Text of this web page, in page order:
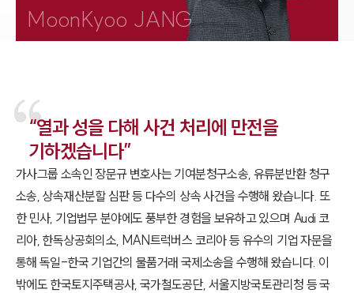
MoonKyoo JANG
“열과 성을 다해 사건 처리에 만전을
기하겠습니다”
가사그룹 소속인 장문규 변호사는 기여분청구소송, 유류분반환 청구
소송, 상속재산분할 심판 등 다수의 상속 사건을 수행해 왔습니다. 또
한 민사, 기업법무 분야에도 풍부한 경험을 보유하고 있으며 Audi 코
리아, 한독상공회의소, MAN트럭버스 코리아 등 유수의 기업 자문을
통해 독일-한국 기업간의 물품거래 국제소송을 수행해 왔습니다. 이
밖에도 한국토지주택공사, 국가철도공단, 서울지방국토관리청 등 국